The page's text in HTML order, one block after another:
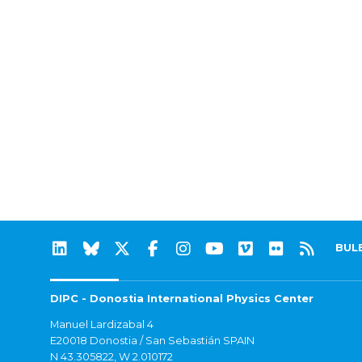
DIPC - Donostia International Physics Center
Manuel Lardizabal 4
E20018 Donostia / San Sebastián SPAIN
N 43.305822, W 2.010172